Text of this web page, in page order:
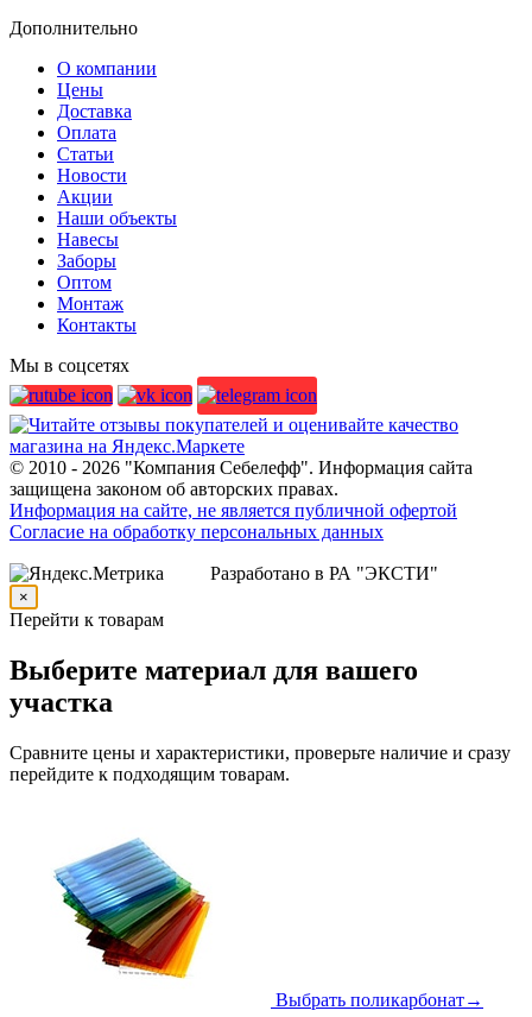
Дополнительно
О компании
Цены
Доставка
Оплата
Статьи
Новости
Акции
Наши объекты
Навесы
Заборы
Оптом
Монтаж
Контакты
Мы в соцсетях
© 2010 - 2026 "Компания Себелефф". Информация сайта
защищена законом об авторских правах.
Информация на сайте, не является публичной офертой
Согласие на обработку персональных данных
Разработано в РА "ЭКСТИ"
×
Перейти к товарам
Выберите материал для вашего
участка
Сравните цены и характеристики, проверьте наличие и сразу
перейдите к подходящим товарам.
Выбрать поликарбонат→